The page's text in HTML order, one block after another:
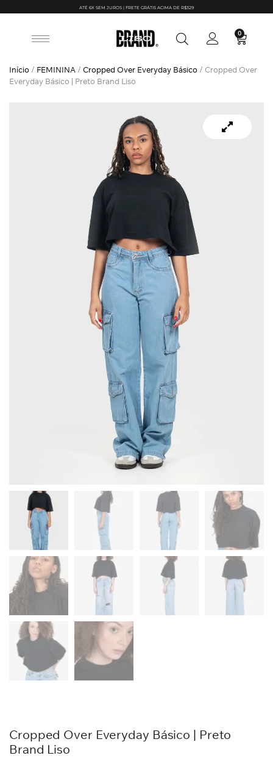
ATÉ 6X SEM JUROS | FRETE GRÁTIS ACIMA DE R$329
0
Início / FEMININA / Cropped Over Everyday Básico / Cropped Over
Everyday Básico | Preto Brand Liso
Cropped Over Everyday Básico | Preto
Brand Liso